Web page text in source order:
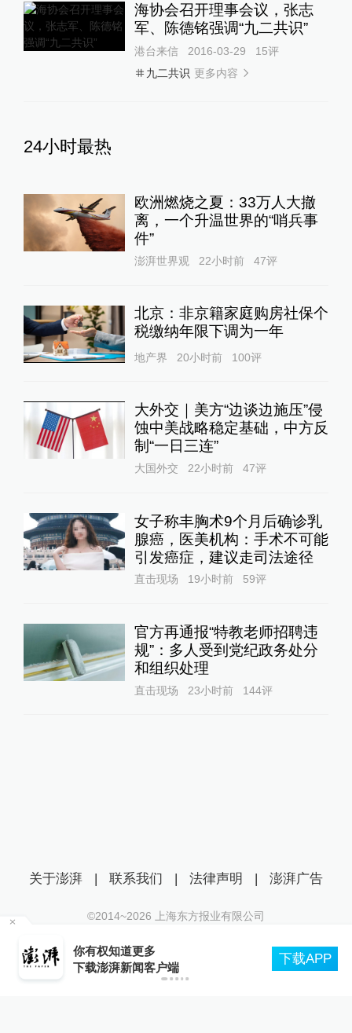
海协会召开理事会议，张志
军、陈德铭强调“九二共识”
港台来信 2016-03-29 15评
九二共识 更多内容
24小时最热
欧洲燃烧之夏：33万人大撤
离，一个升温世界的“哨兵事
件”
澎湃世界观 22小时前 47评
北京：非京籍家庭购房社保个
税缴纳年限下调为一年
地产界 20小时前 100评
大外交｜美方“边谈边施压”侵
蚀中美战略稳定基础，中方反
制“一日三连”
大国外交 22小时前 47评
女子称丰胸术9个月后确诊乳
腺癌，医美机构：手术不可能
引发癌症，建议走司法途径
直击现场 19小时前 59评
官方再通报“特教老师招聘违
规”：多人受到党纪政务处分
和组织处理
直击现场 23小时前 144评
你有权知道更多
下载澎湃新闻客户端
下载APP
关于澎湃 | 联系我们 | 法律声明 | 澎湃广告
©2014~2026 上海东方报业有限公司
互联网新闻信息服务许可证：31120170006
沪公网安备 31010602000299号